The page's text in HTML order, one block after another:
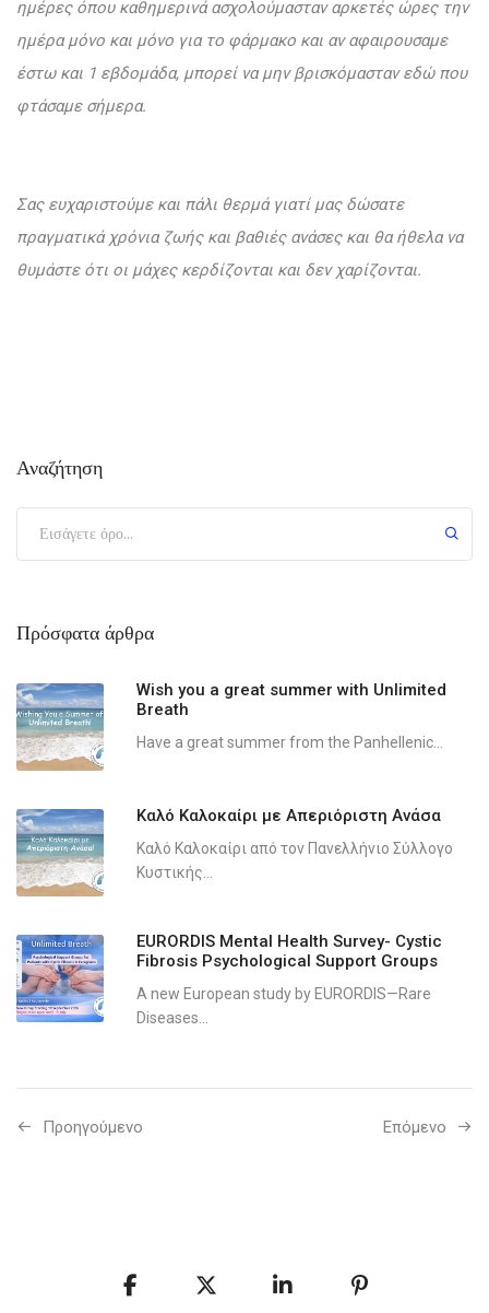
ημέρες όπου καθημερινά ασχολούμασταν αρκετές ώρες την
ημέρα μόνο και μόνο για το φάρμακο και αν αφαιρουσαμε
έστω και 1 εβδομάδα, μπορεί να μην βρισκόμασταν εδώ που
φτάσαμε σήμερα.
Σας ευχαριστούμε και πάλι θερμά γιατί μας δώσατε
πραγματικά χρόνια ζωής και βαθιές ανάσες και θα ήθελα να
θυμάστε ότι οι μάχες κερδίζονται και δεν χαρίζονται.
Αναζήτηση
Πρόσφατα άρθρα
Wish you a great summer with Unlimited
Breath
Have a great summer from the Panhellenic...
Καλό Καλοκαίρι με Απεριόριστη Ανάσα
Καλό Καλοκαίρι από τον Πανελλήνιο Σύλλογο
Κυστικής...
EURORDIS Mental Health Survey- Cystic
Fibrosis Psychological Support Groups
A new European study by EURORDIS—Rare
Diseases...
Προηγούμενo Επόμενο